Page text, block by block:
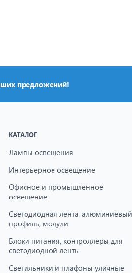
предложений!
КАТАЛОГ
Лампы освещения
Интерьерное освещение
Офисное и промышленное
освещение
Светодиодная лента, алюминиевый
профиль, модули
Блоки питания, контроллеры для
светодиодной ленты
Светильники и плафоны уличные